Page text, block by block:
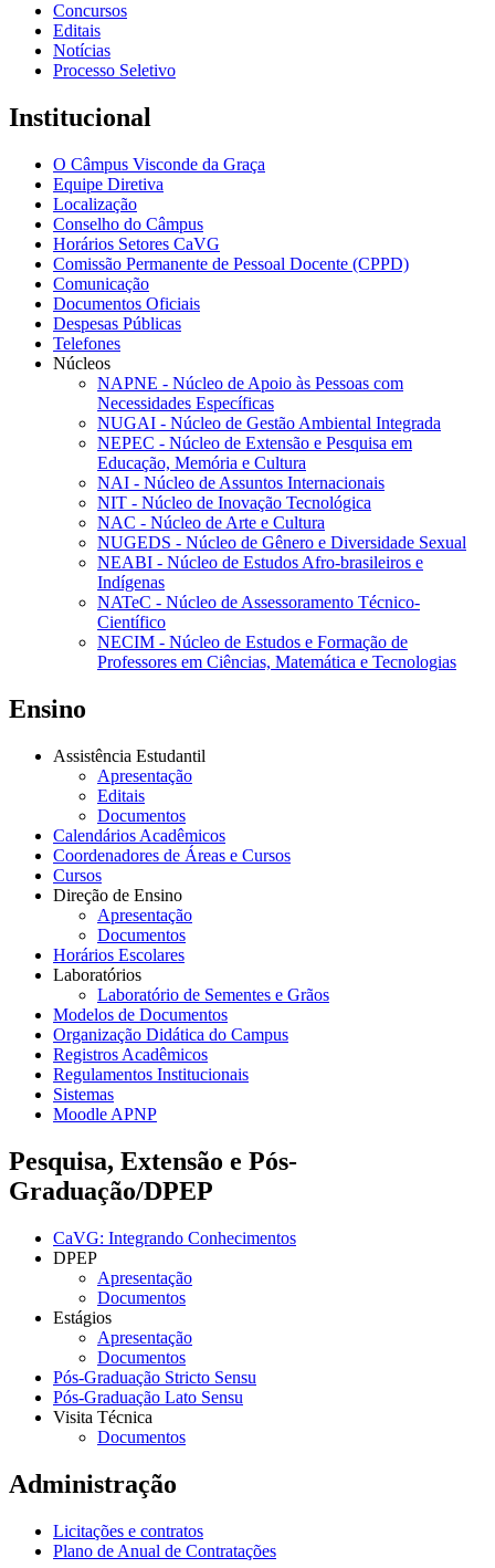
Concursos
Editais
Notícias
Processo Seletivo
Institucional
O Câmpus Visconde da Graça
Equipe Diretiva
Localização
Conselho do Câmpus
Horários Setores CaVG
Comissão Permanente de Pessoal Docente (CPPD)
Comunicação
Documentos Oficiais
Despesas Públicas
Telefones
Núcleos
NAPNE - Núcleo de Apoio às Pessoas com
Necessidades Específicas
NUGAI - Núcleo de Gestão Ambiental Integrada
NEPEC - Núcleo de Extensão e Pesquisa em
Educação, Memória e Cultura
NAI - Núcleo de Assuntos Internacionais
NIT - Núcleo de Inovação Tecnológica
NAC - Núcleo de Arte e Cultura
NUGEDS - Núcleo de Gênero e Diversidade Sexual
NEABI - Núcleo de Estudos Afro-brasileiros e
Indígenas
NATeC - Núcleo de Assessoramento Técnico-
Científico
NECIM - Núcleo de Estudos e Formação de
Professores em Ciências, Matemática e Tecnologias
Ensino
Assistência Estudantil
Apresentação
Editais
Documentos
Calendários Acadêmicos
Coordenadores de Áreas e Cursos
Cursos
Direção de Ensino
Apresentação
Documentos
Horários Escolares
Laboratórios
Laboratório de Sementes e Grãos
Modelos de Documentos
Organização Didática do Campus
Registros Acadêmicos
Regulamentos Institucionais
Sistemas
Moodle APNP
Pesquisa, Extensão e Pós-
Graduação/DPEP
CaVG: Integrando Conhecimentos
DPEP
Apresentação
Documentos
Estágios
Apresentação
Documentos
Pós-Graduação Stricto Sensu
Pós-Graduação Lato Sensu
Visita Técnica
Documentos
Administração
Licitações e contratos
Plano de Anual de Contratações